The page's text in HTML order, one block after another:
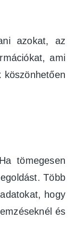
azokat, az
ami
tömegesen
Több
hogy
és